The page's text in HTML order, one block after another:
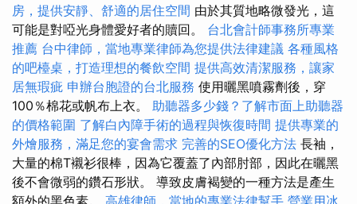
房，提供安靜、舒適的居住空間 由於其質地略微發光，這
可能是對啞光身體愛好者的贖回。 台北會計師事務所專業
推薦 台中律師，當地專業律師為您提供法律建議 各種風格
的吧檯桌，打造理想的餐飲空間 提供高效清潔服務，讓家
居無瑕疵 申辦台胞證的台北服務 使用曬黑噴霧劑後，穿
100％棉花或帆布上衣。 助聽器多少錢？了解市面上助聽器
的價格範圍 了解白內障手術的過程與恢復時間 提供專業的
外燴服務，滿足您的宴會需求 完善的SEO優化方法 長袖，
大量的棉T襯衫很棒，因為它覆蓋了內部肘部，因此在曬黑
後不會微弱的鑽石形狀。 導致皮膚褐變的一種方法是產生
額外的黑色素。 高雄律師，當地的專業法律幫手 營業用冰